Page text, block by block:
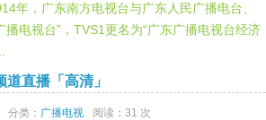
年，广东南方电视台与广东人民广播电台、
播电视台”，TVS1更名为“广东广播电视台经济
直播「高清」
分类： 广播电视 阅读：31 次